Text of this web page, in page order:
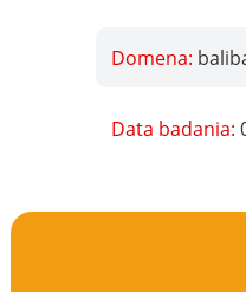
Domena:
Data badania: